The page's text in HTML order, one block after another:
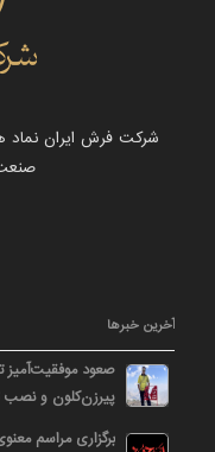
شرکت فرش ایران نماد
آخرین خبرها
صعود موفقیت‌آمیز
پیرزن‌کلون و نصب
برگزاری مراسم